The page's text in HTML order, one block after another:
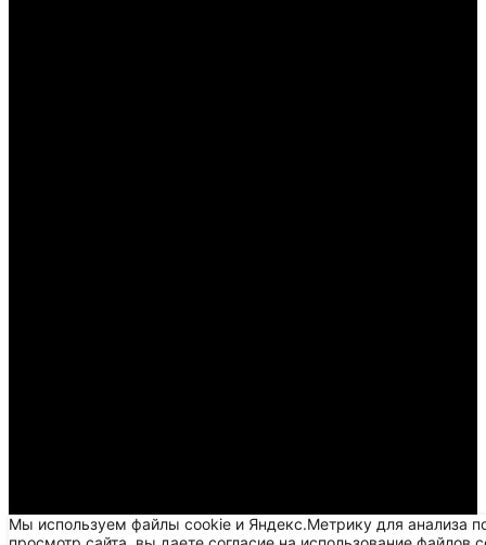
Мы используем файлы cookie и Яндекс.Метрику для анализа